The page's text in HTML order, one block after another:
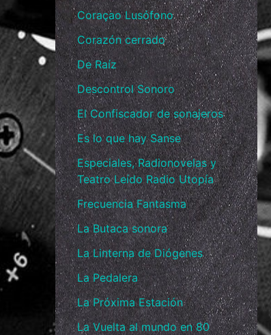
Coraçao Lusófono
Corazón cerrado
De Raíz
Descontrol Sonoro
El Confiscador de sonajeros
Es lo que hay Sanse
Especiales, Radionovelas y
Teatro Leído Radio Utopía
Frecuencia Fantasma
La Butaca sonora
La Linterna de Diógenes
La Pedalera
La Próxima Estación
La Vuelta al mundo en 80